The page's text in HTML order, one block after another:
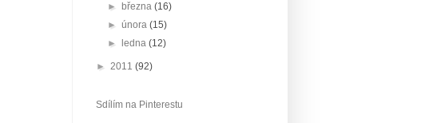
►
března(16)
►února(15)
►
ledna(12)
► 2011 (92)
Sdílím na Pinterestu